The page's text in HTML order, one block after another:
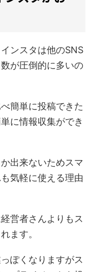
ンスタは他のSNS
が圧倒的に多いの
簡単に投稿できた
に情報収集ができ
出来ないためスマ
気軽に使える理由
営者さんよりもス
ます。
ぽくなりますがス